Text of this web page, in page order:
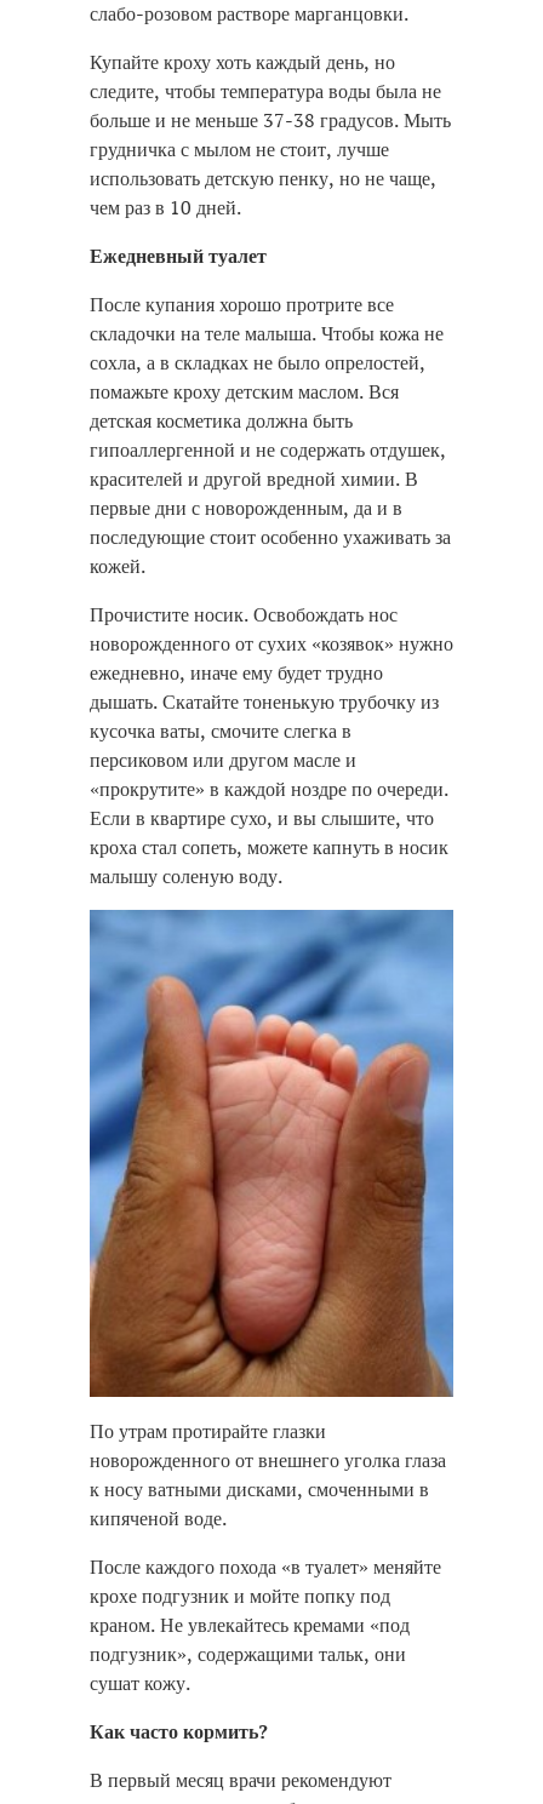
слабо-розовом растворе марганцовки.
Купайте кроху хоть каждый день, но
следите, чтобы температура воды была не
больше и не меньше 37-38 градусов. Мыть
грудничка с мылом не стоит, лучше
использовать детскую пенку, но не чаще,
чем раз в 10 дней.
Ежедневный туалет
После купания хорошо протрите все
складочки на теле малыша. Чтобы кожа не
сохла, а в складках не было опрелостей,
помажьте кроху детским маслом. Вся
детская косметика должна быть
гипоаллергенной и не содержать отдушек,
красителей и другой вредной химии. В
первые дни с новорожденным, да и в
последующие стоит особенно ухаживать за
кожей.
Прочистите носик. Освобождать нос
новорожденного от сухих «козявок» нужно
ежедневно, иначе ему будет трудно
дышать. Скатайте тоненькую трубочку из
кусочка ваты, смочите слегка в
персиковом или другом масле и
«прокрутите» в каждой ноздре по очереди.
Если в квартире сухо, и вы слышите, что
кроха стал сопеть, можете капнуть в носик
малышу соленую воду.
По утрам протирайте глазки
новорожденного от внешнего уголка глаза
к носу ватными дисками, смоченными в
кипяченой воде.
После каждого похода «в туалет» меняйте
крохе подгузник и мойте попку под
краном. Не увлекайтесь кремами «под
подгузник», содержащими тальк, они
сушат кожу.
Как часто кормить?
В первый месяц врачи рекомендуют